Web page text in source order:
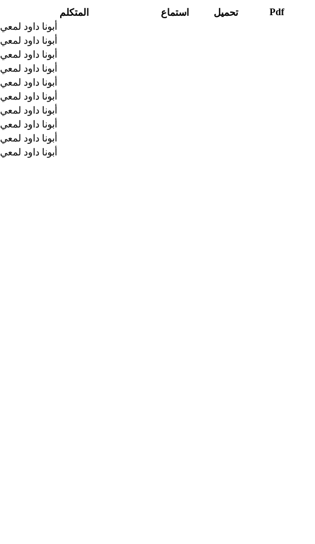
المتكلم استماع تحميل Pdf
أبونا داود لمعي
أبونا داود لمعي
أبونا داود لمعي
أبونا داود لمعي
أبونا داود لمعي
أبونا داود لمعي
أبونا داود لمعي
أبونا داود لمعي
أبونا داود لمعي
أبونا داود لمعي